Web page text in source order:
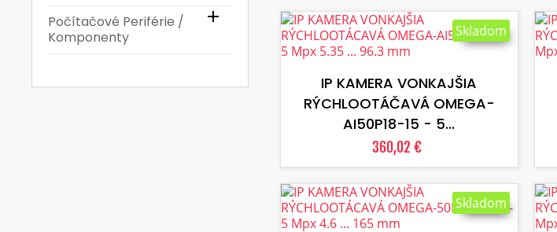
Počítačové Periférie /
Komponenty

VLOŽIŤ DO KOŠÍKA
IP KAMERA VONKAJŠIA
RÝCHLOOTÁČAVÁ OMEGA-
AI50P18-15 - 5...
360,02 €
Skladom
VLOŽIŤ DO KOŠÍKA
Skladom